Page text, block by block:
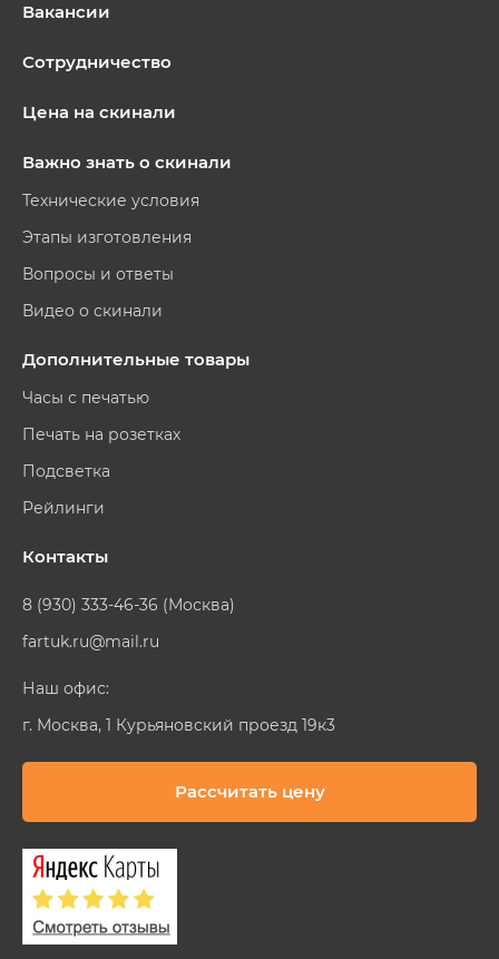
Вакансии
Сотрудничество
Цена на скинали
Важно знать о скинали
Технические условия
Этапы изготовления
Вопросы и ответы
Видео о скинали
Дополнительные товары
Часы с печатью
Печать на розетках
Подсветка
Рейлинги
Контакты
8 (930) 333-46-36 (Москва)
fartuk.ru@mail.ru
Наш офис:
г. Москва, 1 Курьяновский проезд 19к3
Рассчитать цену